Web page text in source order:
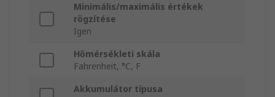
Minimális/maximális értékek
rögzítése
Igen
Hőmérsékleti skála
Fahrenheit, °C, F
Akkumulátor típusa